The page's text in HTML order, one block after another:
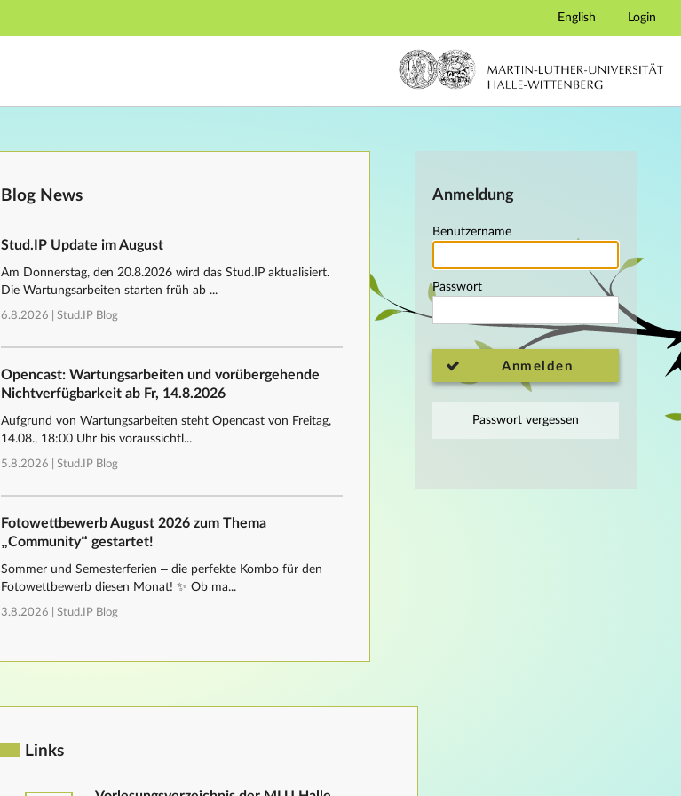
Hauptnavigation
English Login
Anmeldung
Benutzername
Passwort
Anmelden
Passwort vergessen
Blog News
Stud.IP Update im August
Am Donnerstag, den 20.8.2026 wird das Stud.IP aktualisiert.
Die Wartungsarbeiten starten früh ab ...
6.8.2026 | Stud.IP Blog
Opencast: Wartungsarbeiten und vorübergehende
Nichtverfügbarkeit ab Fr, 14.8.2026
Aufgrund von Wartungsarbeiten steht Opencast von Freitag,
14.08., 18:00 Uhr bis voraussichtl...
5.8.2026 | Stud.IP Blog
Fotowettbewerb August 2026 zum Thema
„Community“ gestartet!
Sommer und Semesterferien – die perfekte Kombo für den
Fotowettbewerb diesen Monat! ✨ Ob ma...
3.8.2026 | Stud.IP Blog
Links